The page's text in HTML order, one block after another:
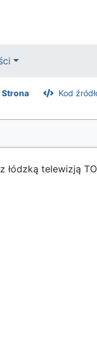
Strona Kod
łódzką telewizją